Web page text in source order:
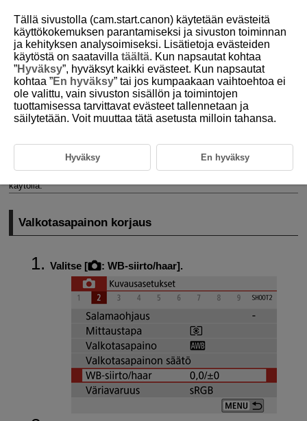
D101-071
Valkotasapainon korjaus
Valkotasapainon korjaus
Valkotasapainon automaattinen haarukointi
Valkotasapainon korjauksella on sama vaikutus kuin erikseen
käytöllä.
Valkotasapainon korjaus
Valitse [ : WB-siirto/haar].
Tällä sivustolla (cam.start.canon) käytetään evästeitä
käyttökokemuksen parantamiseksi ja sivuston toiminnan
ja kehityksen analysoimiseksi. Lisätietoja evästeiden
käytöstä on saatavilla täältä. Kun napsautat kohtaa
”Hyväksy”, hyväksyt kaikki evästeet. Kun napsautat
kohtaa ”En hyväksy” tai jos kumpaakaan vaihtoehtoa ei
ole valittu, vain sivuston sisällön ja toimintojen
tuottamisessa tarvittavat evästeet tallennetaan ja
säilytetään. Voit muuttaa tätä asetusta milloin tahansa.
Hyväksy En hyväksy